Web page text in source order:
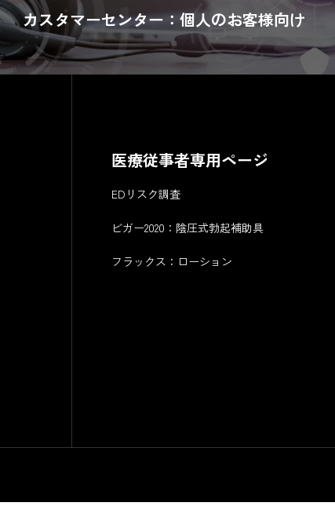
カスタマーセンター：個人のお客様向け
医療従事者専用ページ
EDリスク調査
ビガー2020：陰圧式勃起補助具
フラックス：ローション